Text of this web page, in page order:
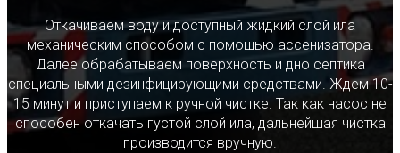
Откачиваем воду и доступный жидкий слой ила
механическим способом с помощью ассенизатора.
Далее обрабатываем поверхность и дно септика
специальными дезинфицирующими средствами. Ждем 10-
15 минут и приступаем к ручной чистке. Так как насос не
способен откачать густой слой ила, дальнейшая чистка
производится вручную.